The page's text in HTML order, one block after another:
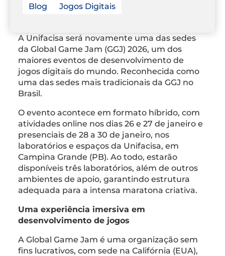
Blog Jogos Digitais
A Unifacisa será novamente uma das sedes
da Global Game Jam (GGJ) 2026, um dos
maiores eventos de desenvolvimento de
jogos digitais do mundo. Reconhecida como
uma das sedes mais tradicionais da GGJ no
Brasil.
O evento acontece em formato híbrido, com
atividades online nos dias 26 e 27 de janeiro e
presenciais de 28 a 30 de janeiro, nos
laboratórios e espaços da Unifacisa, em
Campina Grande (PB). Ao todo, estarão
disponíveis três laboratórios, além de outros
ambientes de apoio, garantindo estrutura
adequada para a intensa maratona criativa.
Uma experiência imersiva em
desenvolvimento de jogos
A Global Game Jam é uma organização sem
fins lucrativos, com sede na Califórnia (EUA),